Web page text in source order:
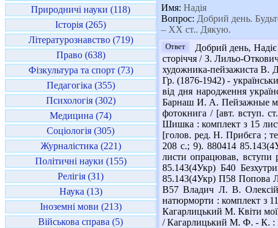
Природничі науки (118)
Історія (265)
Літературознавство (719)
Право (638)
Фізкультура та спорт (73)
Педагогіка (355)
Психологія (302)
Медицина (74)
Соціологія (305)
Журналістика (221)
Політичні науки (155)
Релігія (31)
Наука (13)
Іноземні мови (213)
Військова справа (5)
Имя: Надія
Вопрос: Добрий день.
– XX ст.. Дякую.
Ответ
Добрий день,
сторіччя / З. Лильо-
художника-пейзажиста В.
Гр. (1876-1942) -
від дня народження
Барнаш И. А. Пейзажные
фотокнига / [авт. вступ.
Шишка : комплект з 15
[голов. ред. Н. Прибєга ;
208 с.; 9). 880414
листи опрацював, вступи
85.143(4Укр) Б40
85.143(4Укр) П58 Попова
В57 Владич Л. В.
натюрморти : комплект з
Кагарлицький М. Квіти
/ Кагарлицький М. Ф. - К. :